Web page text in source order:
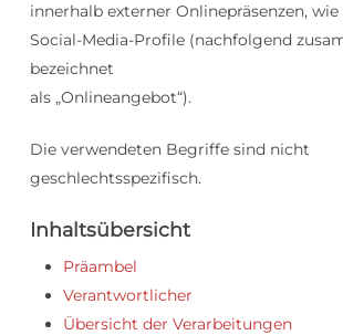
innerhalb externer Onlinepräsenzen, wie
Social-Media-Profile (nachfolgend
bezeichnet
als „Onlineangebot“).
Die verwendeten Begriffe sind nicht
geschlechtsspezifisch.
Inhaltsübersicht
Präambel
Verantwortlicher
Übersicht der Verarbeitungen